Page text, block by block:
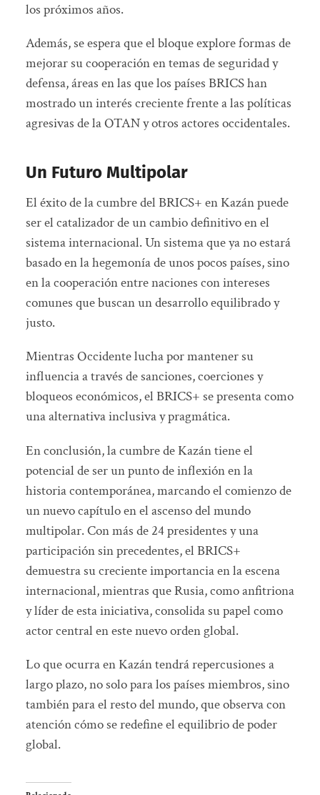
los próximos años.
Además, se espera que el bloque explore formas de
mejorar su cooperación en temas de seguridad y
defensa, áreas en las que los países BRICS han
mostrado un interés creciente frente a las políticas
agresivas de la OTAN y otros actores occidentales.
Un Futuro Multipolar
El éxito de la cumbre del BRICS+ en Kazán puede
ser el catalizador de un cambio definitivo en el
sistema internacional. Un sistema que ya no estará
basado en la hegemonía de unos pocos países, sino
en la cooperación entre naciones con intereses
comunes que buscan un desarrollo equilibrado y
justo.
Mientras Occidente lucha por mantener su
influencia a través de sanciones, coerciones y
bloqueos económicos, el BRICS+ se presenta como
una alternativa inclusiva y pragmática.
En conclusión, la cumbre de Kazán tiene el
potencial de ser un punto de inflexión en la
historia contemporánea, marcando el comienzo de
un nuevo capítulo en el ascenso del mundo
multipolar. Con más de 24 presidentes y una
participación sin precedentes, el BRICS+
demuestra su creciente importancia en la escena
internacional, mientras que Rusia, como anfitriona
y líder de esta iniciativa, consolida su papel como
actor central en este nuevo orden global.
Lo que ocurra en Kazán tendrá repercusiones a
largo plazo, no solo para los países miembros, sino
también para el resto del mundo, que observa con
atención cómo se redefine el equilibrio de poder
global.